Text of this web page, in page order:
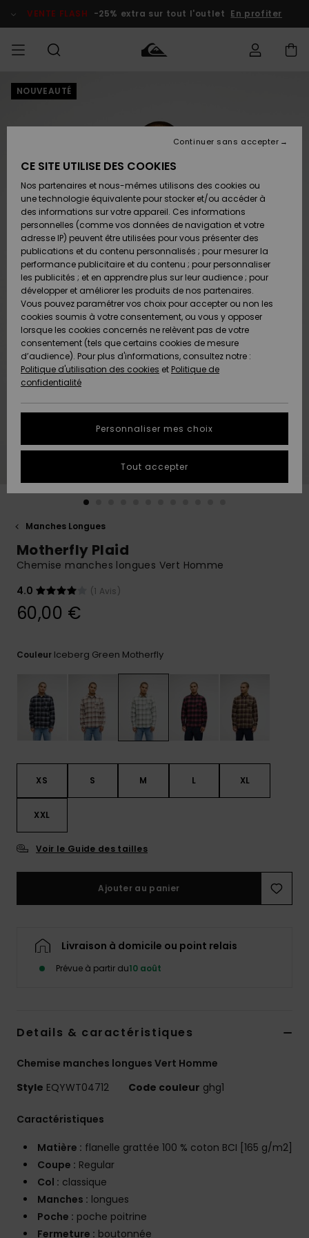
l'information
le
VENTE FLASH -25% extra sur tout l'outlet En profiter
HOMME
Accessoires
Chaussures
& Tongs
Surf
Snow
Nouveautés
A
Découvrir
Accessoires
Chaussures
& Tongs
Surf
Snow
Nouveautés
A
Découvrir
FEMME
Nouveautés
A
Découvrir
Snow
SURF
Enfant
Highlights
Communauté
SNOW
Homme
Snow
Shop
Enfant
Snow
Shop
Femme
A
Découvrir
Communauté
VENTE
FLASH
Enfant
Outlet
Femme
Préférences
Langue Et
Région
Nederlands
AIDE &
CONTACT
Retours
Paiement
Carte
Cadeau
Quiksilver
Freedom
Protection
des données
Démarrez
question.
Démarrer
conversation
questions
les plus
fréquentes et
formulaire
de contact.
Consulter
COLLECTION
CARTE
CADEAU
LISTE DE
SOUHAITS
NOUVEAUTÉ
Manches Longues
Motherfly Plaid
Chemise manches longues Vert Homme
4.0
(1 Avis)
60,00 €
Couleur Iceberg Green Motherfly
XS S M L XL
XXL
Voir le Guide des tailles
Ajouter au panier
Livraison à domicile ou point relais
Prévue à partir du10 août
Details & caractéristiques
Chemise manches longues Vert Homme
Style EQYWT04712 Code couleur ghg1
Caractéristiques
Matière : flanelle grattée 100 % coton BCI [165 g/m2]
Coupe : Regular
Col : classique
Manches : longues
Poche : poche poitrine
Fermeture : boutonnée
CE SITE UTILISE DES COOKIES
Nos partenaires et nous-mêmes utilisons des cookies ou
une technologie équivalente pour stocker et/ou accéder à
des informations sur votre appareil. Ces informations
personnelles (comme vos données de navigation et votre
adresse IP) peuvent être utilisées pour vous présenter des
publications et du contenu personnalisés ; pour mesurer la
performance publicitaire et du contenu ; pour personnaliser
les publicités ; et en apprendre plus sur leur audience ; pour
développer et améliorer les produits de nos partenaires.
Vous pouvez paramétrer vos choix pour accepter ou non les
cookies soumis à votre consentement, ou vous y opposer
lorsque les cookies concernés ne relèvent pas de votre
consentement (tels que certains cookies de mesure
d’audience). Pour plus d'informations, consultez notre :
Politique d'utilisation des cookies et Politique de
confidentialité
Personnaliser mes choix
Continuer sans accepter
Tout accepter